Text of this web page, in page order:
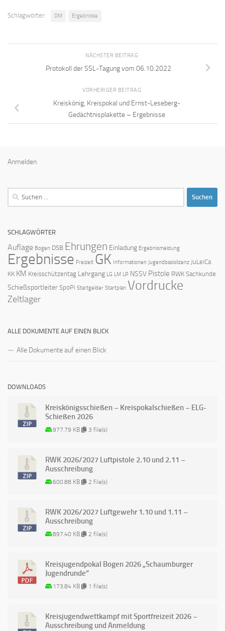
Schlagwörter: DM Ergebnisse
NÄCHSTER BEITRAG
Protokoll der SSL-Tagung vom 06.10.2022
VORHERIGER BEITRAG
Kreiskönig, Kreispokal und Ernst-Leseberg-
Gedächtnisplakette – Ergebnisse
Anmelden
Suchen
SCHLAGWÖRTER
Auflage Bogen DSB Ehrungen Einladung Ergebnismeldung
Ergebnisse Freizeit GK Informationen Jugendbasislizenz JuLeiCa
KK KM Kreisschützentag Lehrgang LG LM LP NSSV Pistole RWK Sachkunde
Schießsportleiter SpoPi Startgelder Startplan Vordrucke
Zeltlager
ALLE DOKUMENTE AUF EINEN BLICK
Alle Dokumente auf einen Blick
DOWNLOADS
Kreiskönigsschießen – Kreispokalschießen – ELG-
Schießen 2026
977.79 KB 3 file(s)
RWK 2026/2027 Luftpistole 2.10 und 2.11 –
Ausschreibung
600.88 KB 2 file(s)
RWK 2026/2027 Luftgewehr 1.10 und 1.11 –
Ausschreibung
897.40 KB 2 file(s)
Kreisjugendpokal Bogen 2026 „Schaumburger
Jugendrunde“
173.84 KB 1 file(s)
Kreisjugendwettkampf mit Sportfreizeit 2026 –
Ausschreibung und Anmeldung